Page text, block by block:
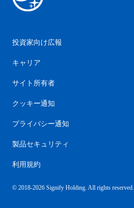
投資家向け広報
キャリア
サイト所有者
クッキー通知
プライバシー通知
製品セキュリティ
利用規約
© 2018-2026 Signify Holding. All rights reserved.